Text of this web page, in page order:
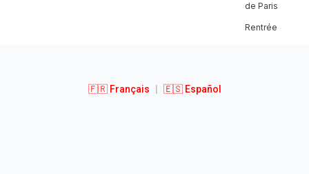
de Paris
Rentrée
🇫🇷 Français 🇪🇸 Español